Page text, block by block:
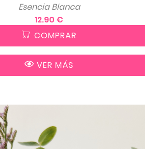
Esencia Blanca
12.90 €
COMPRAR
VER MÁS